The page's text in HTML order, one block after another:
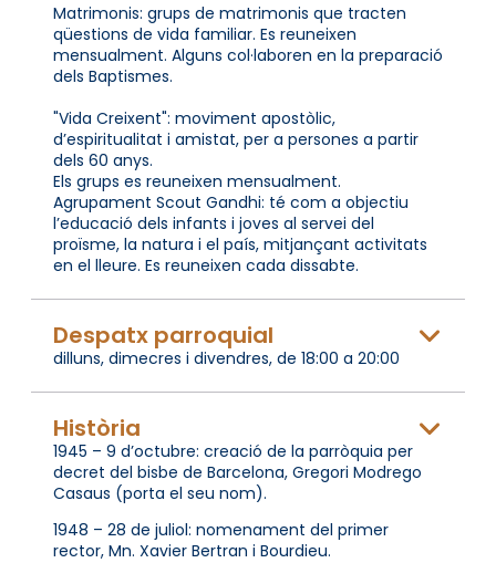
Matrimonis: grups de matrimonis que tracten
qüestions de vida familiar. Es reuneixen
mensualment. Alguns col·laboren en la preparació
dels Baptismes.
"Vida Creixent": moviment apostòlic,
d’espiritualitat i amistat, per a persones a partir
dels 60 anys.
Els grups es reuneixen mensualment.
Agrupament Scout Gandhi: té com a objectiu
l’educació dels infants i joves al servei del
proïsme, la natura i el país, mitjançant activitats
en el lleure. Es reuneixen cada dissabte.
Despatx parroquial
dilluns, dimecres i divendres, de 18:00 a 20:00
Història
1945 – 9 d’octubre: creació de la parròquia per
decret del bisbe de Barcelona, Gregori Modrego
Casaus (porta el seu nom).
1948 – 28 de juliol: nomenament del primer
rector, Mn. Xavier Bertran i Bourdieu.